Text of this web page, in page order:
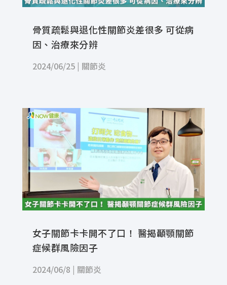
骨質疏鬆與退化性關節炎差很多 可從病
因、治療來分辨
2024/06/25| 關節炎
女子關節卡卡開不了口！ 醫揭顳顎關節
症候群風險因子
2024/06/8 | 關節炎